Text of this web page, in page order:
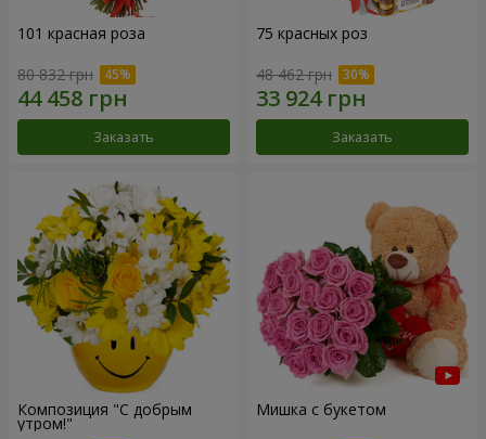
101 красная роза
80 832 грн
Заказать
75 красных роз
48 462 грн
Заказать
Композиция "С добрым
утром!"
Мишка с букетом